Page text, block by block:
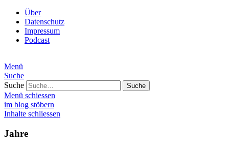
Über
Datenschutz
Impressum
Podcast
Menü
Suche
Suche
Menü schiessen
im blog stöbern
Inhalte schliessen
Jahre